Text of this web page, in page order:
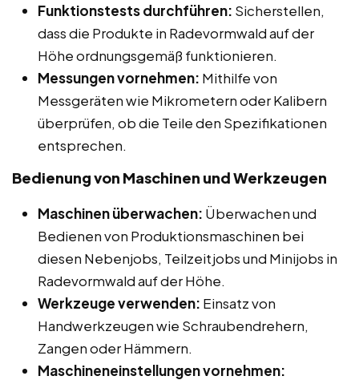
Funktionstests durchführen: Sicherstellen,
dass die Produkte in Radevormwald auf der
Höhe ordnungsgemäß funktionieren.
Messungen vornehmen: Mithilfe von
Messgeräten wie Mikrometern oder Kalibern
überprüfen, ob die Teile den Spezifikationen
entsprechen.
Bedienung von Maschinen und Werkzeugen
Maschinen überwachen: Überwachen und
Bedienen von Produktionsmaschinen bei
diesen Nebenjobs, Teilzeitjobs und Minijobs in
Radevormwald auf der Höhe.
Werkzeuge verwenden: Einsatz von
Handwerkzeugen wie Schraubendrehern,
Zangen oder Hämmern.
Maschineneinstellungen vornehmen: